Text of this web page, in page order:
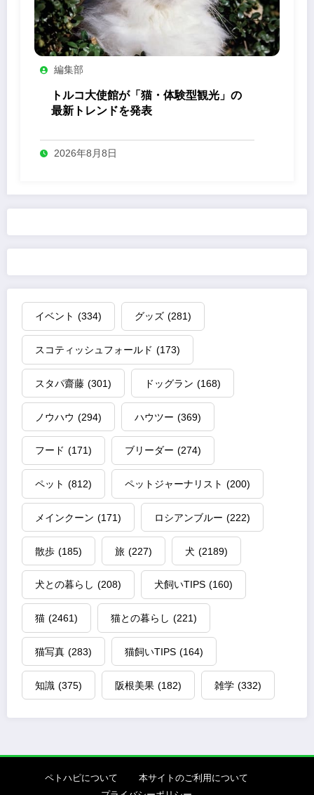
編集部
トルコ大使館が「猫・体験型観光」の
最新トレンドを発表
2026年8月8日
イベント (334) グッズ (281)
スコティッシュフォールド (173)
スタパ齋藤 (301) ドッグラン (168)
ノウハウ (294) ハウツー (369)
フード (171) ブリーダー (274)
ペット (812) ペットジャーナリスト (200)
メインクーン (171) ロシアンブルー (222)
散歩 (185) 旅 (227) 犬 (2189)
犬との暮らし (208) 犬飼いTIPS (160)
猫 (2461) 猫との暮らし (221)
猫写真 (283) 猫飼いTIPS (164)
知識 (375) 阪根美果 (182) 雑学 (332)
ペトハピについて
本サイトのご利用について